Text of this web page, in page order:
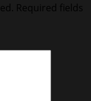
Required fields